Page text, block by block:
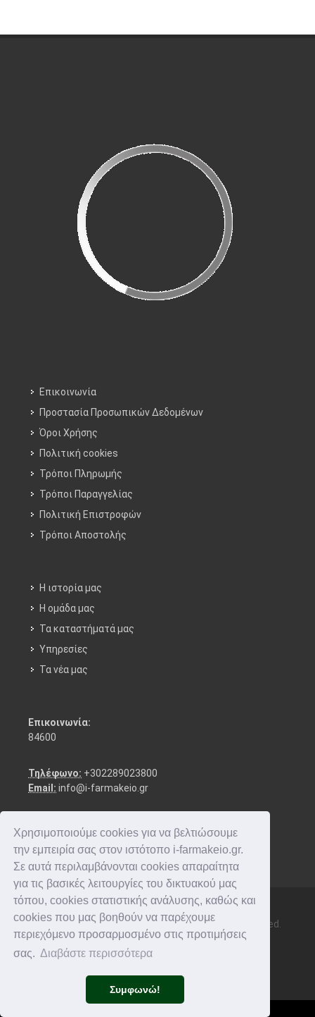
Χρησιμοποιούμε cookies για να βελτιώσουμε
την εμπειρία σας στον ιστότοπο i-farmakeio.gr.
Σε αυτά περιλαμβάνονται cookies απαραίτητα
για τις βασικές λειτουργίες του δικτυακού μας
τόπου, cookies στατιστικής ανάλυσης, καθώς και
cookies που μας βοηθούν να παρέχουμε
περιεχόμενο προσαρμοσμένο στις προτιμήσεις
σας. Διαβάστε περισσότερα
Συμφωνώ!
Επικοινωνία
Προστασία Προσωπικών Δεδομένων
Όροι Χρήσης
Πολιτική cookies
Τρόποι Πληρωμής
Τρόποι Παραγγελίας
Πολιτική Επιστροφών
Τρόποι Aποστολής
Η ιστορία μας
Η ομάδα μας
Τα καταστήματά μας
Υπηρεσίες
Τα νέα μας
Επικοινωνία:
84600
Τηλέφωνο: +302289023800
Email: info@i-farmakeio.gr
Copyright © 2016-2026 i-farmakeio. All rights reserved.